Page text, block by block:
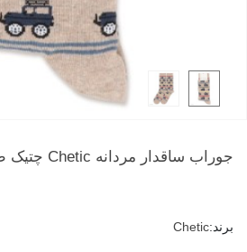
جوراب ساقدار مردانه Chetic چتیک طرح Jeep Car
برند:Chetic